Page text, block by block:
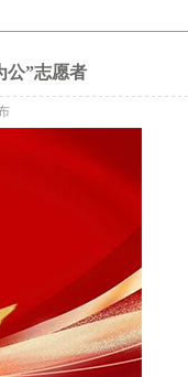
公”志愿者